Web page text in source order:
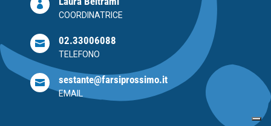

COORDINATRICE
 02.33006088
TELEFONO
 sestante@farsiprossimo.it
EMAIL